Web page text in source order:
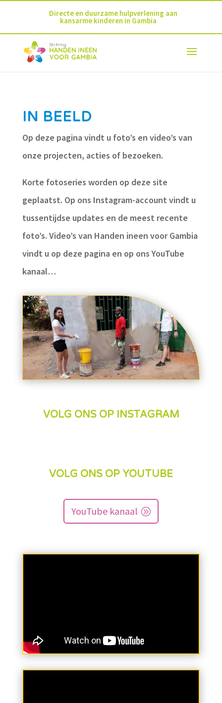
Directe en duurzame hulpverlening aan
kansarme kinderen in Gambia
IN BEELD
Op deze pagina vindt u foto’s en video’s van
onze projecten, acties of bezoeken.
Korte fotoseries worden op deze site
geplaatst. Op ons Instagram-account vindt u
tussentijdse updates en de meest recente
foto’s. Video’s van Handen ineen voor Gambia
vindt u op deze pagina en op ons YouTube
kanaal…
VOLG ONS OP INSTAGRAM
VOLG ONS OP YOUTUBE
YouTube kanaal